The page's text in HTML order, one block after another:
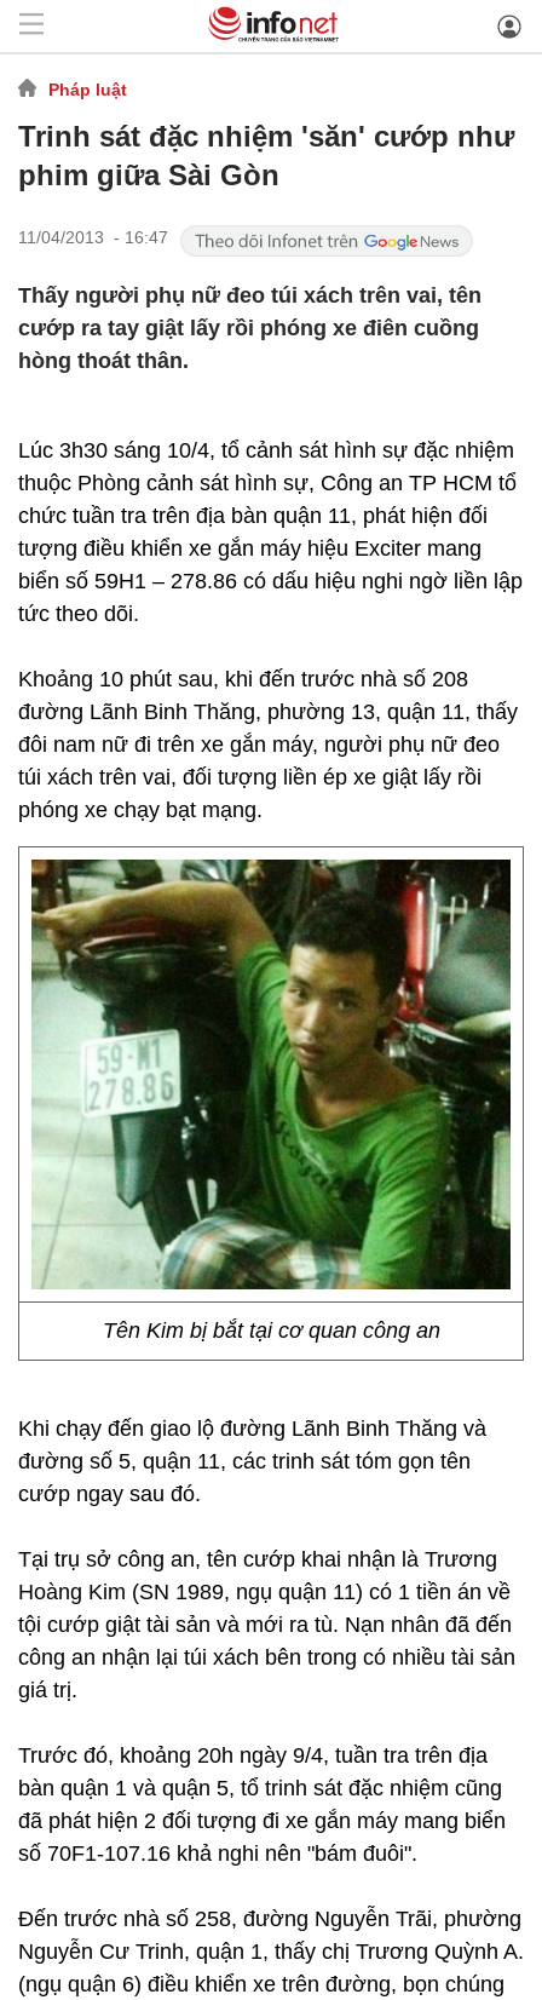
Pháp luật
Trinh sát đặc nhiệm 'săn' cướp như
phim giữa Sài Gòn
11/04/2013 - 16:47
Thấy người phụ nữ đeo túi xách trên vai, tên
cướp ra tay giật lấy rồi phóng xe điên cuồng
hòng thoát thân.
Lúc 3h30 sáng 10/4, tổ cảnh sát hình sự đặc nhiệm
thuộc Phòng cảnh sát hình sự, Công an TP HCM tổ
chức tuần tra trên địa bàn quận 11, phát hiện đối
tượng điều khiển xe gắn máy hiệu Exciter mang
biển số 59H1 – 278.86 có dấu hiệu nghi ngờ liền lập
tức theo dõi.
Khoảng 10 phút sau, khi đến trước nhà số 208
đường Lãnh Binh Thăng, phường 13, quận 11, thấy
đôi nam nữ đi trên xe gắn máy, người phụ nữ đeo
túi xách trên vai, đối tượng liền ép xe giật lấy rồi
phóng xe chạy bạt mạng.
Tên Kim bị bắt tại cơ quan công an
Khi chạy đến giao lộ đường Lãnh Binh Thăng và
đường số 5, quận 11, các trinh sát tóm gọn tên
cướp ngay sau đó.
Tại trụ sở công an, tên cướp khai nhận là Trương
Hoàng Kim (SN 1989, ngụ quận 11) có 1 tiền án về
tội cướp giật tài sản và mới ra tù. Nạn nhân đã đến
công an nhận lại túi xách bên trong có nhiều tài sản
giá trị.
Trước đó, khoảng 20h ngày 9/4, tuần tra trên địa
bàn quận 1 và quận 5, tổ trinh sát đặc nhiệm cũng
đã phát hiện 2 đối tượng đi xe gắn máy mang biển
số 70F1-107.16 khả nghi nên "bám đuôi".
Đến trước nhà số 258, đường Nguyễn Trãi, phường
Nguyễn Cư Trinh, quận 1, thấy chị Trương Quỳnh A.
(ngụ quận 6) điều khiển xe trên đường, bọn chúng